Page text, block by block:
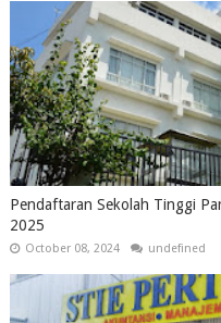
Pendaftaran Sekolah Tinggi
2025
October 08, 2024 undefined